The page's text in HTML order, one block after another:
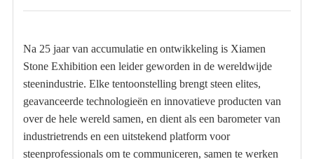
Na 25 jaar van accumulatie en ontwikkeling is Xiamen
Stone Exhibition een leider geworden in de wereldwijde
steenindustrie. Elke tentoonstelling brengt steen elites,
geavanceerde technologieën en innovatieve producten van
over de hele wereld samen, en dient als een barometer van
industrietrends en een uitstekend platform voor
steenprofessionals om te communiceren, samen te werken